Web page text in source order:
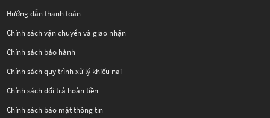
Hướng dẫn thanh toán
Chính sách vận chuyển và giao nhận
Chính sách bảo hành
Chính sách quy trình xử lý khiếu nại
Chính sách đổi trả hoàn tiền
Chính sách bảo mật thông tin